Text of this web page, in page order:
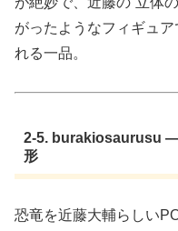
がったようなフィギュ
れる一品。
2-5. burakiosaurusu —
形
恐竜を近藤大輔らしい